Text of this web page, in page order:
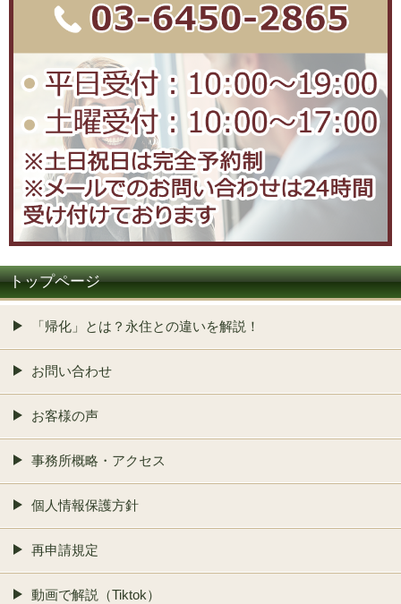
トップページ
「帰化」とは？永住との違いを解説！
お問い合わせ
お客様の声
事務所概略・アクセス
個人情報保護方針
再申請規定
動画で解説（Tiktok）